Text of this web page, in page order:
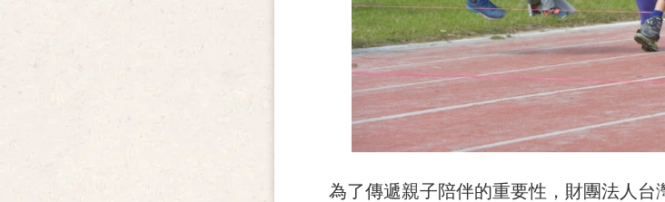
為了傳遞親子陪伴的重要性，財團法人